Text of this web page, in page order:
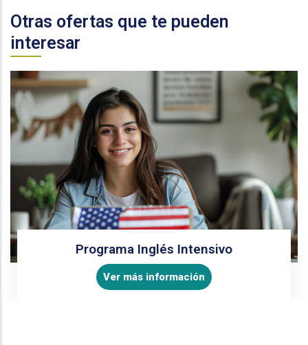
Otras ofertas que te pueden
interesar
Programa Inglés Intensivo
Ver más información